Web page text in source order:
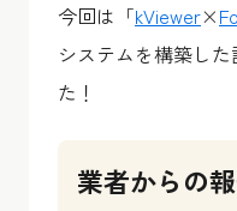
今回は「kViewer×
システムを構築し
た！
業者からの